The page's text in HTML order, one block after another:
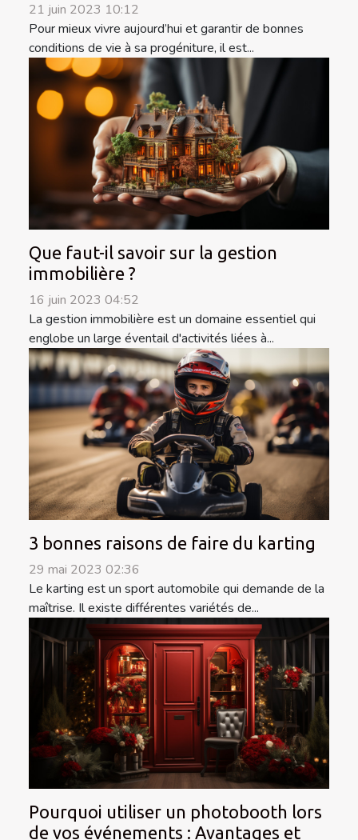
21 juin 2023 10:12
Pour mieux vivre aujourd’hui et garantir de bonnes
conditions de vie à sa progéniture, il est...
Que faut-il savoir sur la gestion
immobilière ?
16 juin 2023 04:52
La gestion immobilière est un domaine essentiel qui
englobe un large éventail d'activités liées à...
3 bonnes raisons de faire du karting
29 mai 2023 02:36
Le karting est un sport automobile qui demande de la
maîtrise. Il existe différentes variétés de...
Pourquoi utiliser un photobooth lors
de vos événements : Avantages et